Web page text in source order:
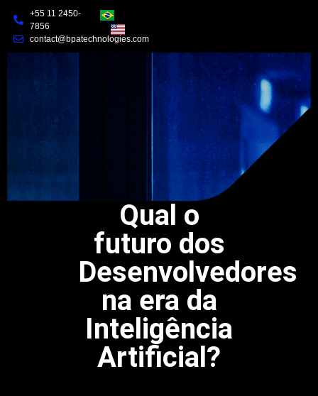
+55 11 2450-
7856
contact@bpatechnologies.com
Qual o
futuro dos
Desenvolvedores
na era da
Inteligência
Artificial?